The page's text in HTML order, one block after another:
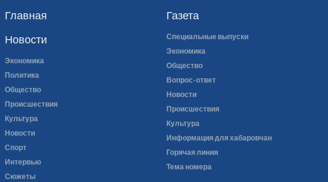
Главная
Новости
Экономика
Политика
Общество
Происшествия
Культура
Новости
Спорт
Интервью
Сюжеты
Газета
Специальные выпуски
Экономика
Общество
Вопрос-ответ
Новости
Происшествия
Культура
Информация для хабаровчан
Горячая линия
Тема номера